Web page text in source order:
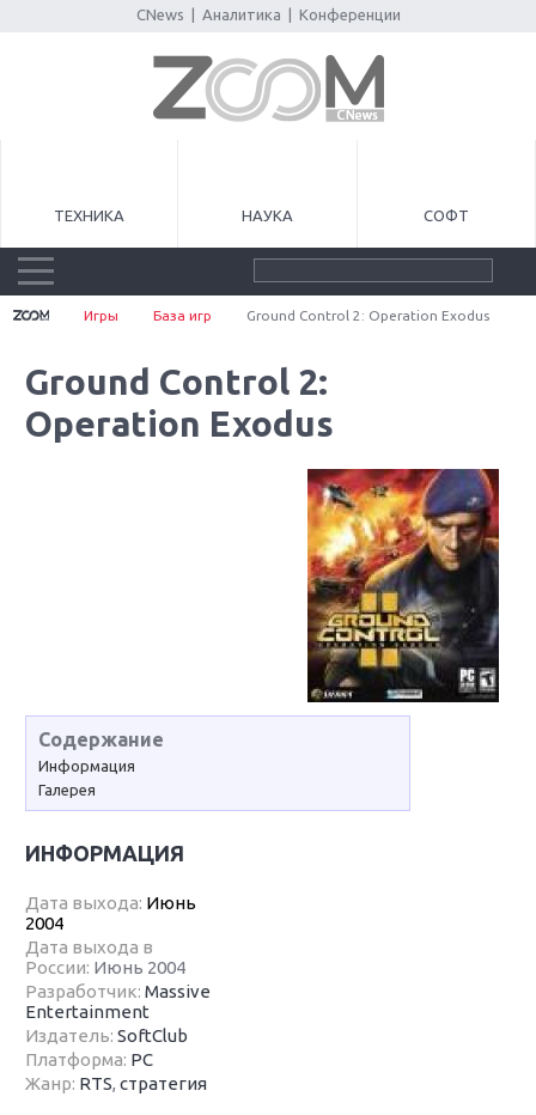
CNews Аналитика Конференции
ТЕХНИКА НАУКА СОФТ
Игры База игр Ground Control 2: Operation Exodus
Ground Control 2:
Operation Exodus
Содержание
Информация
Галерея
ИНФОРМАЦИЯ
Дата выхода: Июнь
2004
Дата выхода в
России: Июнь 2004
Разработчик:Massive
Entertainment
Издатель:SoftClub
Платформа: PC
Жанр: RTS,стратегия